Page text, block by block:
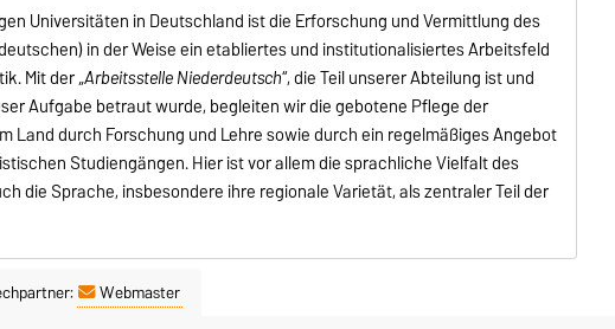
Universitäten in Deutschland ist die Erforschung und Vermittlung des
in der Weise ein etabliertes und institutionalisiertes Arbeitsfeld
Mit der „Arbeitsstelle Niederdeutsch“, die Teil unserer Abteilung ist und
Aufgabe betraut wurde, begleiten wir die gebotene Pflege der
Land durch Forschung und Lehre sowie durch ein regelmäßiges Angebot
Studiengängen. Hier ist vor allem die sprachliche Vielfalt des
die Sprache, insbesondere ihre regionale Varietät, als zentraler Teil der
Webmaster